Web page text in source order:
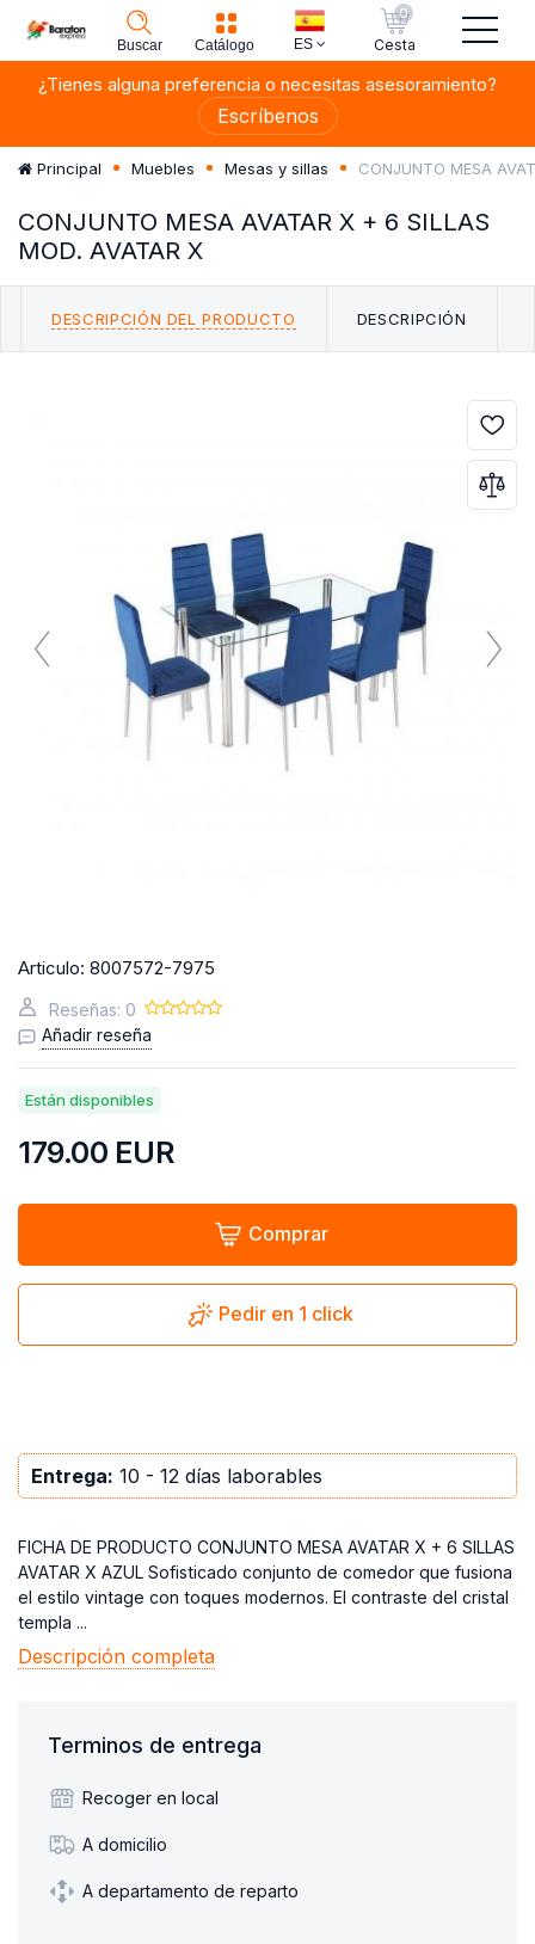
Buscar Catálogo ES
0
Cesta
¿Tienes alguna preferencia o necesitas asesoramiento?
Escríbenos
Principal Muebles Mesas y sillas CONJUNTO MESA
CONJUNTO MESA AVATAR X + 6 SILLAS
MOD. AVATAR X
DESCRIPCIÓN DEL PRODUCTO DESCRIPCIÓN
Articulo: 8007572-7975
Reseñas: 0
Añadir reseña
Están disponibles
179.00 EUR
Comprar
Pedir en 1 click
Entrega: 10 - 12 días laborables
FICHA DE PRODUCTO CONJUNTO MESA AVATAR X + 6 SILLAS
AVATAR X AZUL Sofisticado conjunto de comedor que fusiona
el estilo vintage con toques modernos. El contraste del cristal
templa ...
Descripción completa
Terminos de entrega
Recoger en local
A domicilio
A departamento de reparto